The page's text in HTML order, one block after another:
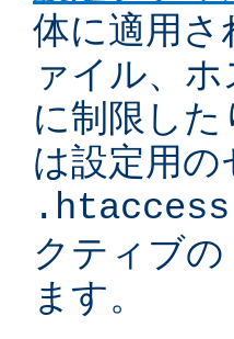
体に適用
ァイル、
に制限し
は設定用
.htaccess
クティブ
ます。